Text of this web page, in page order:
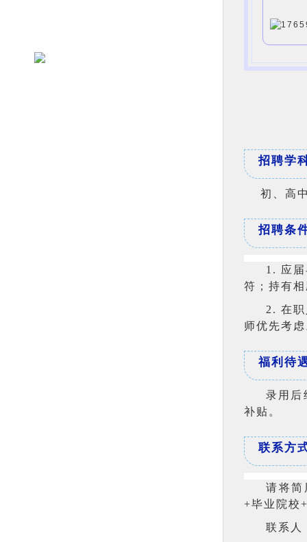
招聘学
初、高
招聘条
1. 应
符；持有
2.在
师优先考
福利待
录用后
补贴。
联系方
请将简
+毕业院校
联系人